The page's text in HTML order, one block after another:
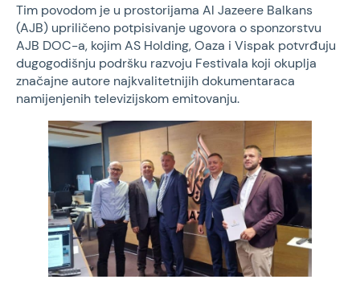
Tim povodom je u prostorijama Al Jazeere Balkans
(AJB) upriličeno potpisivanje ugovora o sponzorstvu
AJB DOC-a, kojim AS Holding, Oaza i Vispak potvrđuju
dugogodišnju podršku razvoju Festivala koji okuplja
značajne autore najkvalitetnijih dokumentaraca
namijenjenih televizijskom emitovanju.